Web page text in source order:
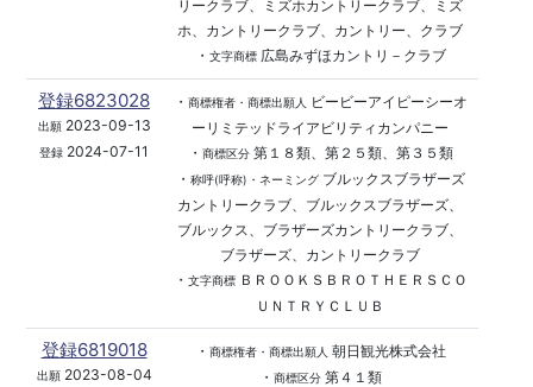
リークラブ、ミズホカントリークラブ、ミズ
ホ、カントリークラブ、カントリー、クラブ
・ 文字商標広島みずほカントリ－クラブ
登録6823028
出願2023-09-13
登録 2024-07-11
・ 商標権者・商標出願人
ビービーアイピーシーオ
ーリミテッドライアビリティカンパニー
・ 商標区分第１８類、第２５類、第３５類
・ 称呼(呼称)・ネーミングブルックスブラザーズ
カントリークラブ、ブルックスブラザーズ、
ブルックス、ブラザーズカントリークラブ、
ブラザーズ、カントリークラブ
・ 文字商標ＢＲＯＯＫＳＢＲＯＴＨＥＲＳＣＯ
ＵＮＴＲＹＣＬＵＢ
登録6819018
出願2023-08-04
・ 商標権者・商標出願人 朝日観光株式会社
・ 商標区分第４１類